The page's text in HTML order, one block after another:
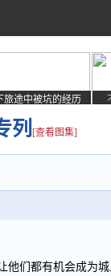
旅途中被坑的经历
列 [查看图集]
他们都有机会成为